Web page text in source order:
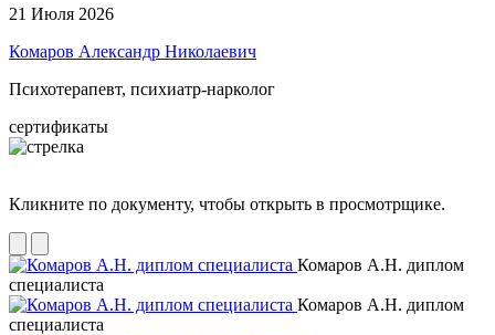
21 Июля 2026
Комаров Александр Николаевич
Психотерапевт, психиатр-нарколог
сертификаты
Кликните по документу, чтобы открыть в просмотрщике.
Комаров А.Н. диплом
специалиста
Комаров А.Н. диплом
специалиста